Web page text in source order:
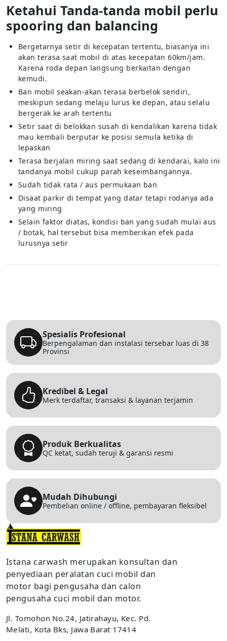
Ketahui Tanda-tanda mobil perlu
spooring dan balancing
Bergetarnya setir di kecepatan tertentu, biasanya ini
akan terasa saat mobil di atas kecepatan 60km/jam.
Karena roda depan langsung berkaitan dengan
kemudi.
Ban mobil seakan-akan terasa berbelok sendiri,
meskipun sedang melaju lurus ke depan, atau selalu
bergerak ke arah tertentu
Setir saat di belokkan susah di kendalikan karena tidak
mau kembali berputar ke posisi semula ketika di
lepaskan
Terasa berjalan miring saat sedang di kendarai, kalo ini
tandanya mobil cukup parah keseimbangannya.
Sudah tidak rata / aus permukaan ban
Disaat parkir di tempat yang datar tetapi rodanya ada
yang miring
Selain faktor diatas, kondisi ban yang sudah mulai aus
/ botak, hal tersebut bisa memberikan efek pada
lurusnya setir
Spesialis Profesional
Berpengalaman dan instalasi tersebar luas di 38
Provinsi
Kredibel & Legal
Merk terdaftar, transaksi & layanan terjamin
Produk Berkualitas
QC ketat, sudah teruji & garansi resmi
Mudah Dihubungi
Pembelian online / offline, pembayaran fleksibel
Istana carwash merupakan konsultan dan
penyediaan peralatan cuci mobil dan
motor bagi pengusaha dan calon
pengusaha cuci mobil dan motor.
Jl. Tomohon No.24, Jatirahayu, Kec. Pd.
Melati, Kota Bks, Jawa Barat 17414